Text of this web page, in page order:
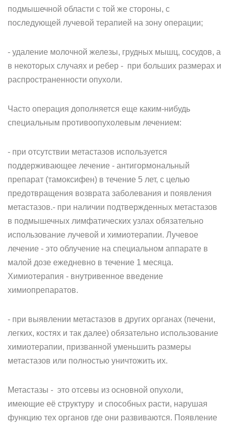
подмышечной области с той же стороны, с
последующей лучевой терапией на зону операции;
- удаление молочной железы, грудных мышц, сосудов, а
в некоторых случаях и ребер - при больших размерах и
распространенности опухоли.
Часто операция дополняется еще каким-нибудь
специальным противоопухолевым лечением:
- при отсутствии метастазов используется
поддерживающее лечение - антигормональный
препарат (тамоксифен) в течение 5 лет, с целью
предотвращения возврата заболевания и появления
метастазов.- при наличии подтвержденных метастазов
в подмышечных лимфатических узлах обязательно
использование лучевой и химиотерапии. Лучевое
лечение - это облучение на специальном аппарате в
малой дозе ежедневно в течение 1 месяца.
Химиотерапия - внутривенное введение
химиопрепаратов.
- при выявлении метастазов в других органах (печени,
легких, костях и так далее) обязательно использование
химиотерапии, призванной уменьшить размеры
метастазов или полностью уничтожить их.
Метастазы - это отсевы из основной опухоли,
имеющие её структуру и способных расти, нарушая
функцию тех органов где они развиваются. Появление